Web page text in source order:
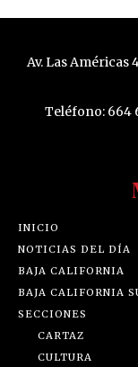
Av. Las Américas
Teléfono: 664
INICIO
NOTICIAS DEL DÍA
BAJA CALIFORNIA
BAJA CALIFORNIA
SECCIONES
CARTAZ
CULTURA